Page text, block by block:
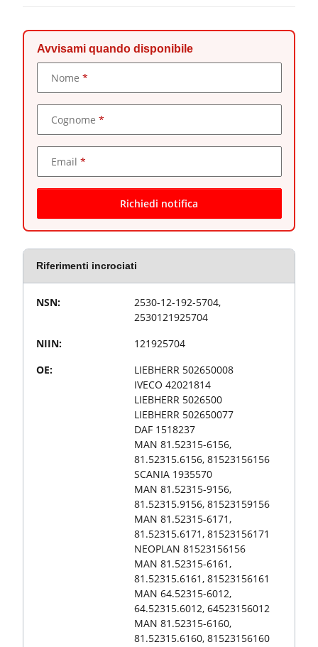
Avvisami quando disponibile
Dati di contatto
Nome
Cognome
Email
Richiedi notifica
Riferimenti incrociati
Proprietà articolo
Valore
NSN:
2530-12-192-5704,
2530121925704
NIIN:
121925704
OE:
LIEBHERR 502650008
IVECO 42021814
LIEBHERR 5026500
LIEBHERR 502650077
DAF 1518237
MAN 81.52315-6156,
81.52315.6156, 81523156156
SCANIA 1935570
MAN 81.52315-9156,
81.52315.9156, 81523159156
MAN 81.52315-6171,
81.52315.6171, 81523156171
NEOPLAN 81523156156
MAN 81.52315-6161,
81.52315.6161, 81523156161
MAN 64.52315-6012,
64.52315.6012, 64523156012
MAN 81.52315-6160,
81.52315.6160, 81523156160